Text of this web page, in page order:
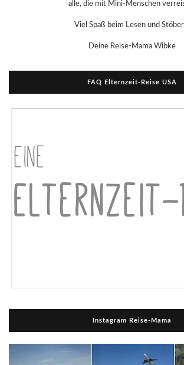
alle, die mit Mini-Menschen
Viel Spaß beim Lesen und
Deine Reise-Mama Wibke
FAQ Elternzeit-Reise USA
Instagram Reise-Mama